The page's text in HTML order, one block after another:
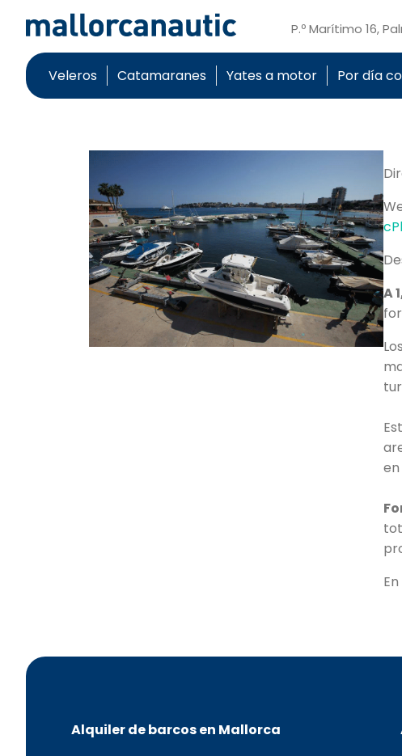
P.º Marítimo 16,
Veleros Catamaranes Yates a motor Por día
A
Alquiler de barcos en Mallorca